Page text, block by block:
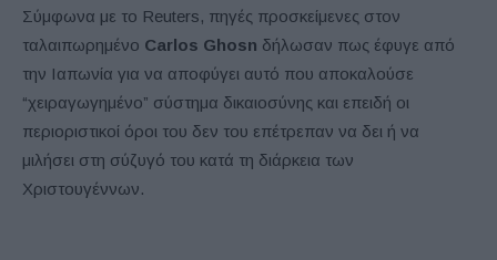
Σύμφωνα με το Reuters, πηγές προσκείμενες στον
ταλαιπωρημένο Carlos Ghosn δήλωσαν πως έφυγε από
την Ιαπωνία για να αποφύγει αυτό που αποκαλούσε
“χειραγωγημένο” σύστημα δικαιοσύνης και επειδή οι
περιοριστικοί όροι του δεν του επέτρεπαν να δει ή να
μιλήσει στη σύζυγό του κατά τη διάρκεια των
Χριστουγέννων.